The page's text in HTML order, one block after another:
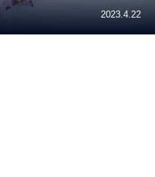
2023.4.22